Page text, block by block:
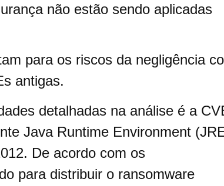
não estão sendo aplicadas
para os riscos da negligência
antigas.
detalhadas na análise é a
Java Runtime Environment
De acordo com os
para distribuir o ransomware